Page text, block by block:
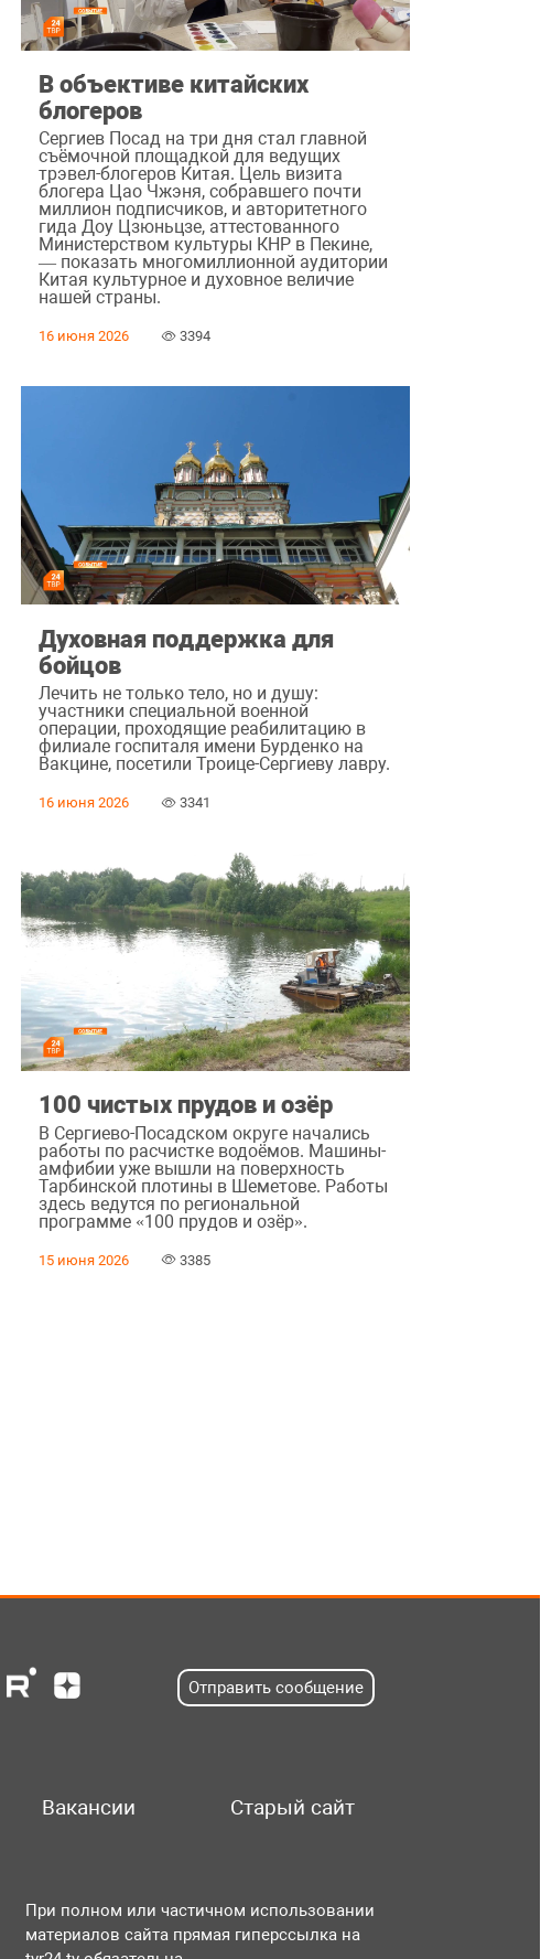
В объективе китайских
блогеров
Сергиев Посад на три дня стал главной
съёмочной площадкой для ведущих
трэвел-блогеров Китая. Цель визита
блогера Цао Чжэня, собравшего почти
миллион подписчиков, и авторитетного
гида Доу Цзюньцзе, аттестованного
Министерством культуры КНР в Пекине,
— показать многомиллионной аудитории
Китая культурное и духовное величие
нашей страны.
16 июня 2026 3394
Духовная поддержка для
бойцов
Лечить не только тело, но и душу:
участники специальной военной
операции, проходящие реабилитацию в
филиале госпиталя имени Бурденко на
Вакцине, посетили Троице-Сергиеву лавру.
16 июня 2026 3341
100 чистых прудов и озёр
В Сергиево-Посадском округе начались
работы по расчистке водоёмов. Машины-
амфибии уже вышли на поверхность
Тарбинской плотины в Шеметове. Работы
здесь ведутся по региональной
программе «100 прудов и озёр».
15 июня 2026 3385
Отправить сообщение
Вакансии Старый сайт
При полном или частичном использовании
материалов сайта прямая гиперссылка на